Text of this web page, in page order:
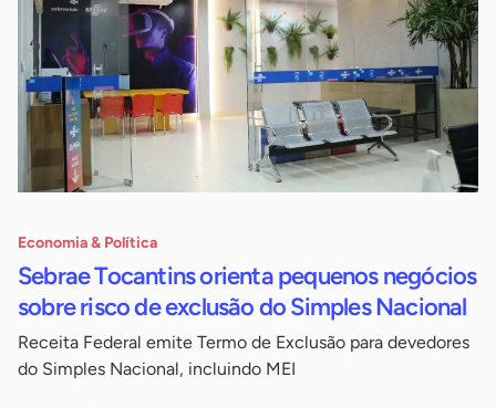
Economia & Política
Sebrae Tocantins orienta pequenos negócios
sobre risco de exclusão do Simples Nacional
Receita Federal emite Termo de Exclusão para devedores
do Simples Nacional, incluindo MEI